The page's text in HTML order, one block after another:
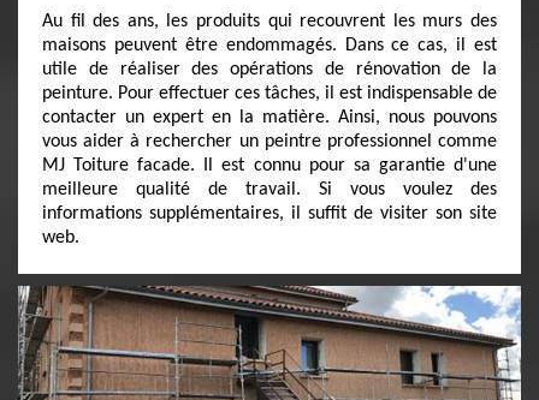
Au fil des ans, les produits qui recouvrent les murs des
maisons peuvent être endommagés. Dans ce cas, il est
utile de réaliser des opérations de rénovation de la
peinture. Pour effectuer ces tâches, il est indispensable de
contacter un expert en la matière. Ainsi, nous pouvons
vous aider à rechercher un peintre professionnel comme
MJ Toiture facade. Il est connu pour sa garantie d'une
meilleure qualité de travail. Si vous voulez des
informations supplémentaires, il suffit de visiter son site
web.